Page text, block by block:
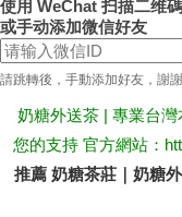
送
使用 WeChat 扫描二维碼
或手动添加微信好友
請跳轉後，手動添加好友，謝謝
奶糖外送茶 | 專業台
您的支持 官方網站：
推薦 奶糖茶莊｜奶糖